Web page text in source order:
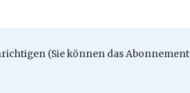
(Sie können das